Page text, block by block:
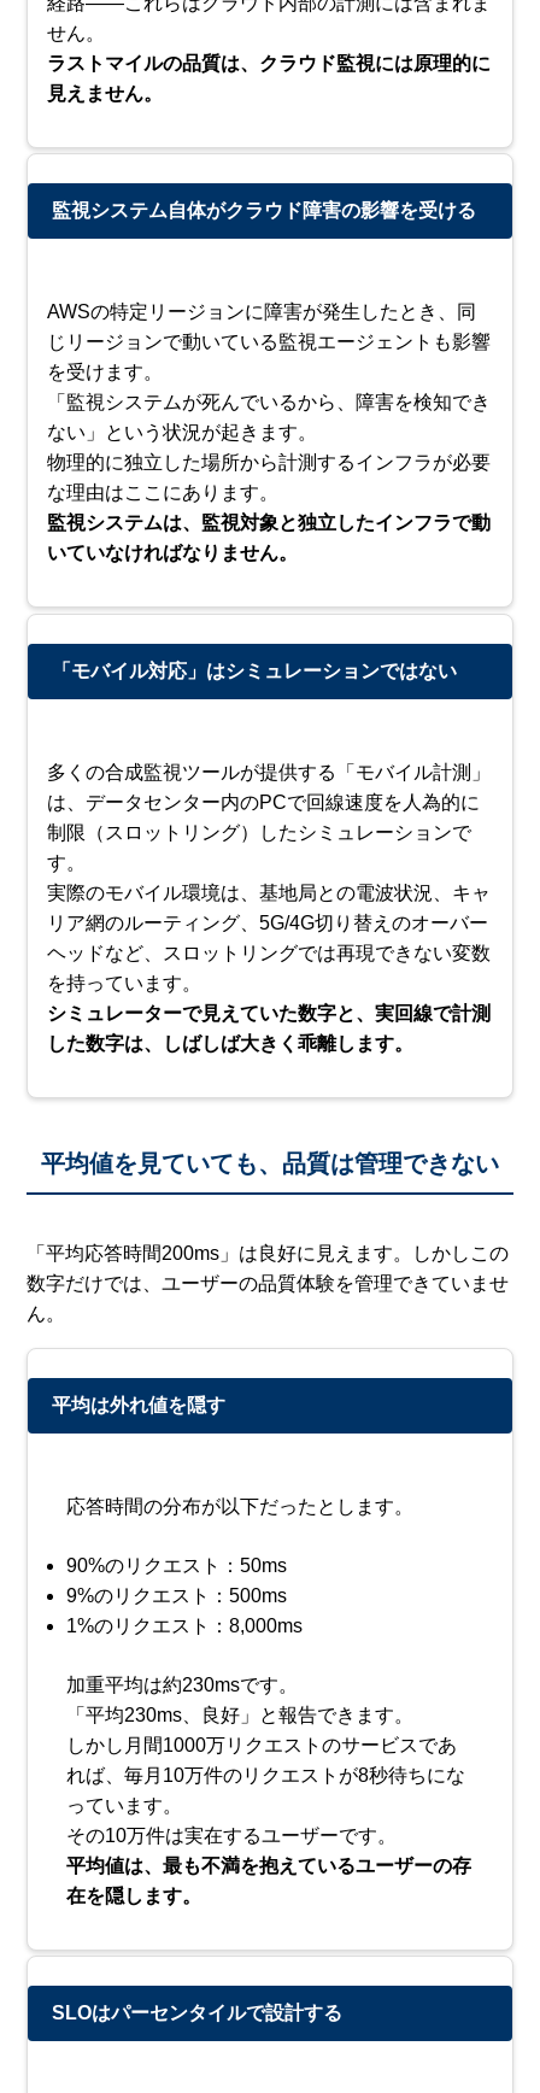
せん。
ラストマイルの品質は、クラウド監視には原理的に
見えません。
監視システム自体がクラウド障害の影響を受ける
AWSの特定リージョンに障害が発生したとき、同
じリージョンで動いている監視エージェントも影響
を受けます。
「監視システムが死んでいるから、障害を検知でき
ない」という状況が起きます。
物理的に独立した場所から計測するインフラが必要
な理由はここにあります。
監視システムは、監視対象と独立したインフラで動
いていなければなりません。
「モバイル対応」はシミュレーションではない
多くの合成監視ツールが提供する「モバイル計測」
は、データセンター内のPCで回線速度を人為的に
制限（スロットリング）したシミュレーションで
す。
実際のモバイル環境は、基地局との電波状況、キャ
リア網のルーティング、5G/4G切り替えのオーバー
ヘッドなど、スロットリングでは再現できない変数
を持っています。
シミュレーターで見えていた数字と、実回線で計測
した数字は、しばしば大きく乖離します。
平均値を見ていても、品質は管理できない
「平均応答時間200ms」は良好に見えます。しかしこの
数字だけでは、ユーザーの品質体験を管理できていませ
ん。
平均は外れ値を隠す
応答時間の分布が以下だったとします。
90%のリクエスト：50ms
9%のリクエスト：500ms
1%のリクエスト：8,000ms
加重平均は約230msです。
「平均230ms、良好」と報告できます。
しかし月間1000万リクエストのサービスであ
れば、毎月10万件のリクエストが8秒待ちにな
っています。
その10万件は実在するユーザーです。
平均値は、最も不満を抱えているユーザーの存
在を隠します。
SLOはパーセンタイルで設計する